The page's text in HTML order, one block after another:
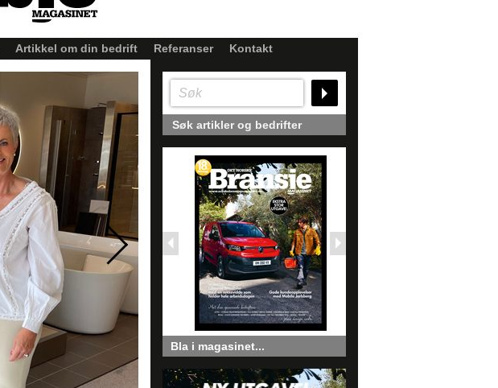
Artikkel om din bedrift Referanser Kontakt
Søk artikler og bedrifter
Bla i magasinet...